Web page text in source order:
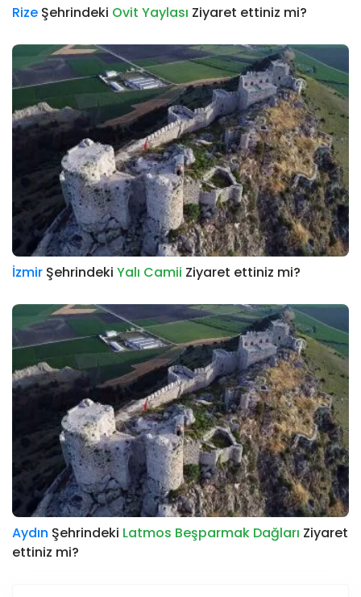
Rize Şehrindeki Ovit Yaylası Ziyaret ettiniz mi?
İzmir Şehrindeki Yalı Camii Ziyaret ettiniz mi?
Aydın Şehrindeki Latmos Beşparmak Dağları Ziyaret
ettiniz mi?